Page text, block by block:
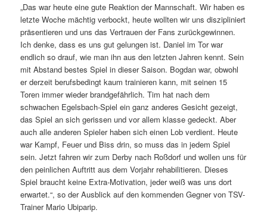
„Das war heute eine gute Reaktion der Mannschaft. Wir haben es
letzte Woche mächtig verbockt, heute wollten wir uns diszipliniert
präsentieren und uns das Vertrauen der Fans zurückgewinnen.
Ich denke, dass es uns gut gelungen ist. Daniel im Tor war
endlich so drauf, wie man ihn aus den letzten Jahren kennt. Sein
mit Abstand bestes Spiel in dieser Saison. Bogdan war, obwohl
er derzeit berufsbedingt kaum trainieren kann, mit seinen 15
Toren immer wieder brandgefährlich. Tim hat nach dem
schwachen Egelsbach-Spiel ein ganz anderes Gesicht gezeigt,
das Spiel an sich gerissen und vor allem klasse gedeckt. Aber
auch alle anderen Spieler haben sich einen Lob verdient. Heute
war Kampf, Feuer und Biss drin, so muss das in jedem Spiel
sein. Jetzt fahren wir zum Derby nach Roßdorf und wollen uns für
den peinlichen Auftritt aus dem Vorjahr rehabilitieren. Dieses
Spiel braucht keine Extra-Motivation, jeder weiß was uns dort
erwartet.“, so der Ausblick auf den kommenden Gegner von TSV-
Trainer Mario Ubiparip.